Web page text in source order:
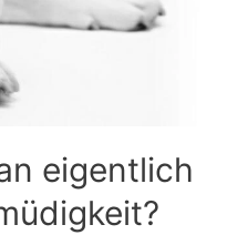
eigentlich